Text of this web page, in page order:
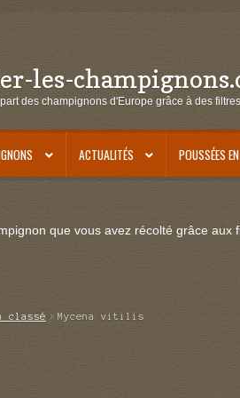
les-
des champignons d'Europe grâce à des
ACTUALITÉS POUSSÉES
que vous avez récolté grâce
classé Mycena vitilis